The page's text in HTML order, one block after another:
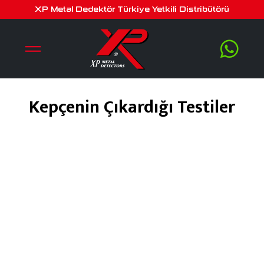
XP Metal Dedektör Türkiye Yetkili Distribütörü
Kepçenin Çıkardığı Testiler